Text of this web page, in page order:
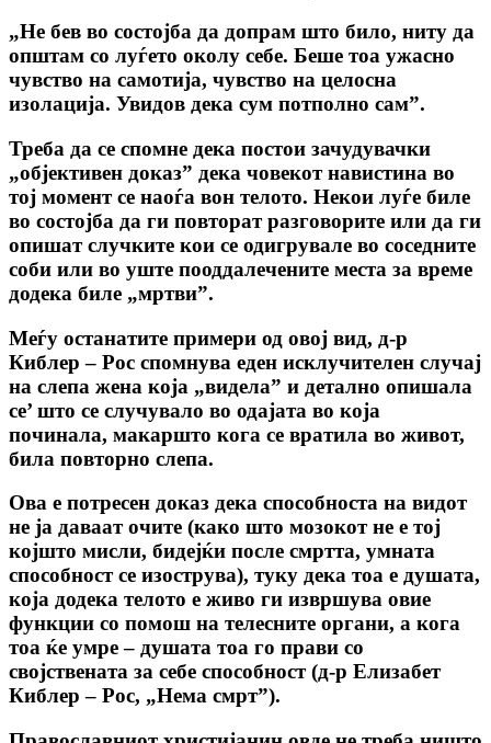
„He бев во состојба да допрам што било, ниту да
општам co луѓето околу себе. Беше тоа ужасно
чувство на самотија, чувство на целосна
изолација. Увидов дека сум потполно сам”.
Треба да се спомне дека постои зачудувачки
„објективен доказ” дека човекот навистина во
тој момент се наоѓа вон телото. Некои луѓе биле
во состојба да ги повторат разговорите или да ги
опишат случките кои се одигрувале во соседните
соби или во уште пооддалечените места за време
додека биле „мртви”.
Меѓу останатите примери од овој вид, д-р
Киблер – Рос спомнува еден исклучителен случај
на слепа жена која „видела” и детално опишала
се’ што се случувало во одајата во која
починала, макаршто кога се вратила во живот,
била повторно слепа.
Ова е потресен доказ дека способноста на видот
не ја даваат очите (како што мозокот не е тој
којшто мисли, бидејќи после смртта, умната
способност се изострува), туку дека тоа е душата,
која додека телото е живо ги извршува овие
функции со помош на телесните органи, а кога
тоа ќе умре – душата тоа го прави co
својствената за себе способност (д-р Елизабет
Киблер – Рос, „Нема смрт”).